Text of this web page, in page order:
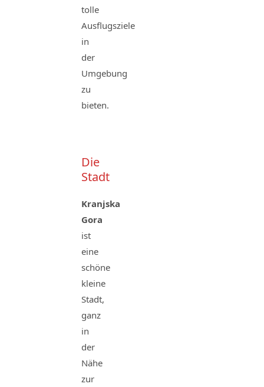
tolle
Ausflugsziele
in
der
Umgebung
zu
bieten.
Die
Stadt
Kranjska
Gora
ist
eine
schöne
kleine
Stadt,
ganz
in
der
Nähe
zur